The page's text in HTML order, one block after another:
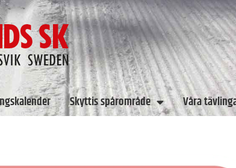
Skyttis spårområde Våra